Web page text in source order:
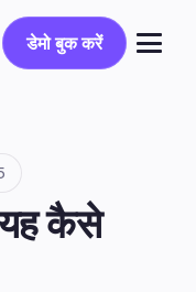
डेमो बुक करें
डेमो बुक करें
कैसे